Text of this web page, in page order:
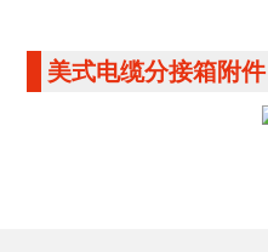
美式电缆分接箱附件